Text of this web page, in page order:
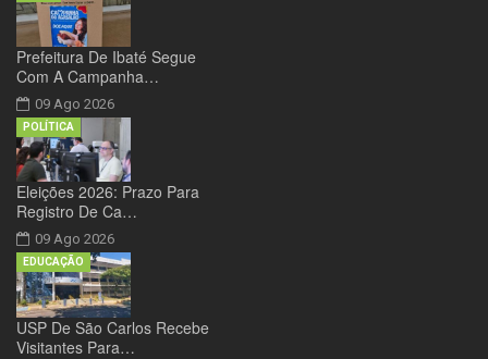
Prefeitura De Ibaté Segue
Com A Campanha…
09 Ago 2026
Eleições 2026: Prazo Para
Registro De Ca…
09 Ago 2026
POLÍTICA
USP De São Carlos Recebe
Visitantes Para…
EDUCAÇÃO